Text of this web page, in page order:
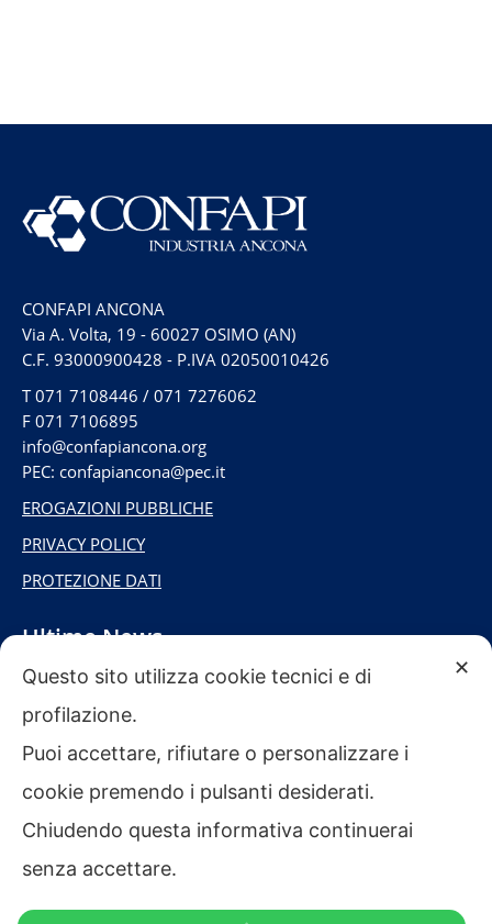
CONFAPI ANCONA
Via A. Volta, 19 - 60027 OSIMO (AN)
C.F. 93000900428 - P.IVA 02050010426
T 071 7108446 / 071 7276062
F 071 7106895
info@confapiancona.org
PEC: confapiancona@pec.it
EROGAZIONI PUBBLICHE
PRIVACY POLICY
PROTEZIONE DATI
Ultime News
BUONE VACANZE DA CONFAPI INDUSTRIA
ANCONA!
SAVE THE DATE: “LE MARCHE: TERRA DI
ORGANIZZATO DA CONFAPI INDUSTRIA
✕
Questo sito utilizza cookie tecnici e di
profilazione.
Puoi accettare, rifiutare o personalizzare i
cookie premendo i pulsanti desiderati.
Chiudendo questa informativa continuerai
senza accettare.